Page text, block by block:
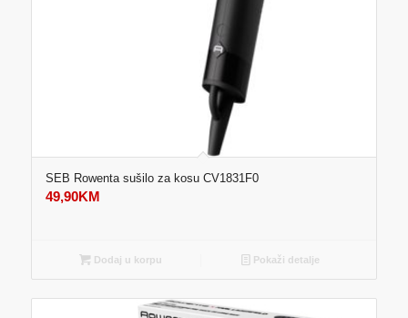
SEB Rowenta sušilo za kosu CV1831F0
49,90KM
Dodaj u korpu Pokaži detalje